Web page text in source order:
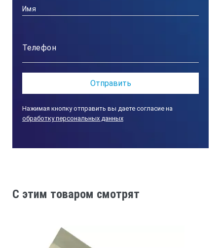
Нажимая кнопку отправить вы даете согласие на
обработку персональных данных
C этим товаром смотрят